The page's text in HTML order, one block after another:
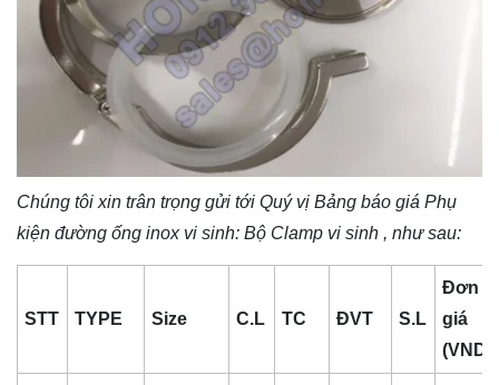
Chúng tôi xin trân trọng gửi tới Quý vị Bảng báo giá Phụ
kiện đường ống inox vi sinh: Bộ Clamp vi sinh , như sau:
STT TYPE Size C.L TC ĐVT S.L
Đơn
giá
(VND)